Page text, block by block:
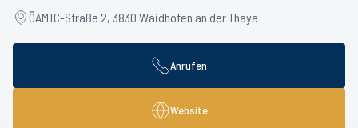
ÖAMTC-Straße 2, 3830 Waidhofen an der Thaya
Anrufen
Website